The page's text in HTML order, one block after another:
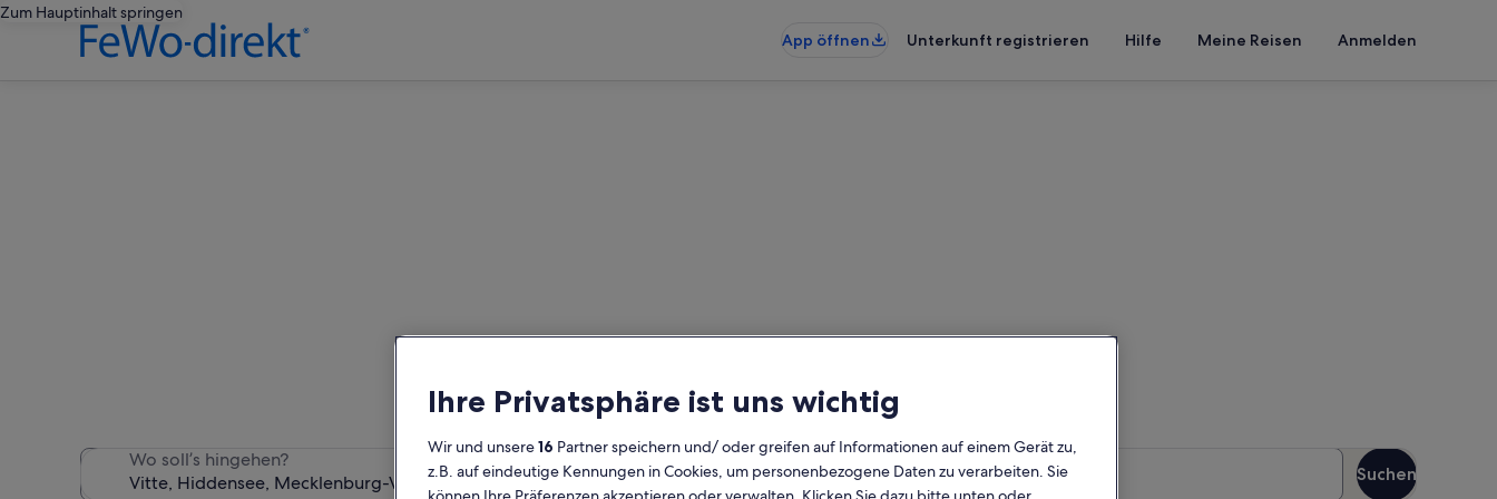
Zum Hauptinhalt springen
App öffnen
Unterkunft registrieren Hilfe Meine Reisen Anmelden
um die Verfügbarkeit zu prüfen
Wo soll’s hingehen? Daten
Gäste
2 Gäste
Suchen
Ihre Privatsphäre ist uns wichtig
Wir und unsere16 Partner speichern und/ oder greifen auf Informationen auf einem Gerät zu,
z.B. auf eindeutige Kennungen in Cookies, um personenbezogene Daten zu verarbeiten. Sie